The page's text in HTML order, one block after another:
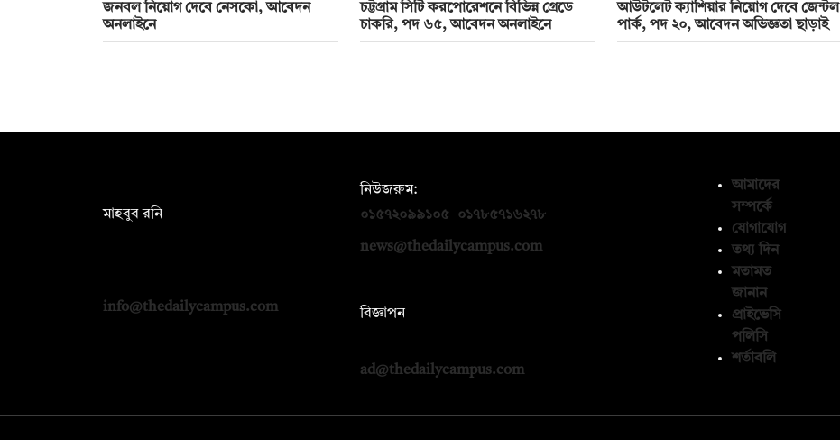
জনবল নিয়োগ দেবে নেসকো, আবেদন
অনলাইনে
চট্টগ্রাম সিটি করপোরেশনে বিভিন্ন গ্রেডে
চাকরি, পদ ৬৫, আবেদন অনলাইনে
আউটলেট ক্যাশিয়ার নিয়োগ দেবে জেন্টল
পার্ক, পদ ২০, আবেদন অভিজ্ঞতা ছাড়াই
মাহবুব রনি
info@thedailycampus.com
নিউজরুম:
০১৫৭২০৯৯১০৫
০১৭৮৫৭১৬২৭৮
news@thedailycampus.com
বিজ্ঞাপন
ad@thedailycampus.com
আমাদের
সম্পর্কে
যোগাযোগ
তথ্য দিন
মতামত
জানান
প্রাইভেসি
পলিসি
শর্তাবলি
© কপিরাইট 2026, দ্য ডেইলি ক্যাম্পাস লিমিটেড